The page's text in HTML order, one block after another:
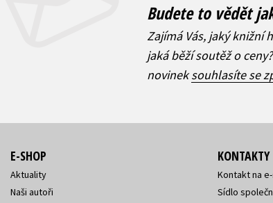
Budete to vědět
Zajímá Vás, jaký knižní
jaká běží soutěž o
novineksouhlasíte se
E-SHOP
Aktuality
Naši autoři
KONTAKTY
Kontakt na
Sídlo